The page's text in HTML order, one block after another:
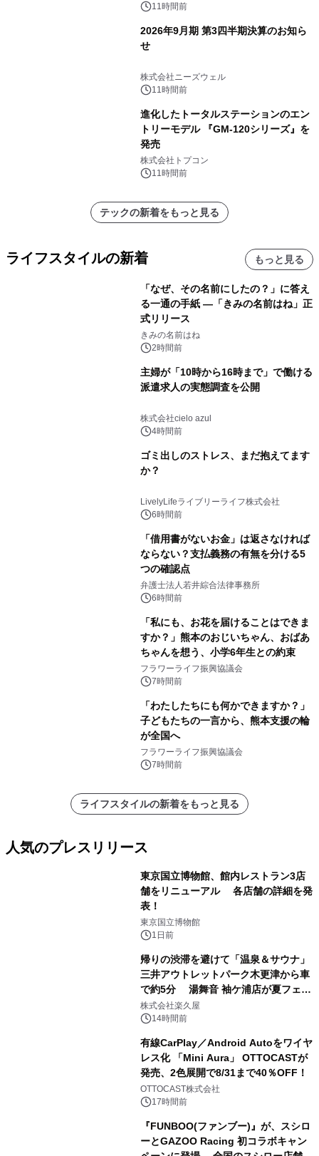
11時間前
2026年9月期 第3四半期決算のお知ら
せ
株式会社ニーズウェル
11時間前
進化したトータルステーションのエン
トリーモデル 『GM-120シリーズ』を
発売
株式会社トプコン
11時間前
テックの新着をもっと見る
ライフスタイルの新着 もっと見る
「なぜ、その名前にしたの？」に答え
る一通の手紙 ―「きみの名前はね」正
式リリース
きみの名前はね
2時間前
主婦が「10時から16時まで」で働ける
派遣求人の実態調査を公開
株式会社cielo azul
4時間前
ゴミ出しのストレス、まだ抱えてます
か？
LivelyLifeライブリーライフ株式会社
6時間前
「借用書がないお金」は返さなければ
ならない？支払義務の有無を分ける5
つの確認点
弁護士法人若井綜合法律事務所
6時間前
「私にも、お花を届けることはできま
すか？」熊本のおじいちゃん、おばあ
ちゃんを想う、小学6年生との約束
フラワーライフ振興協議会
7時間前
「わたしたちにも何かできますか？」
子どもたちの一言から、熊本支援の輪
が全国へ
フラワーライフ振興協議会
7時間前
ライフスタイルの新着をもっと見る
人気のプレスリリース
東京国立博物館、館内レストラン3店
舗をリニューアル 各店舗の詳細を発
表！
東京国立博物館
1日前
帰りの渋滞を避けて「温泉＆サウナ」
三井アウトレットパーク木更津から車
で約5分 湯舞音 袖ケ浦店が夏フェア
メニューを提供
株式会社楽久屋
14時間前
有線CarPlay／Android Autoをワイヤ
レス化 「Mini Aura」 OTTOCASTが
発売、2色展開で8/31まで40％OFF！
OTTOCAST株式会社
17時間前
『FUNBOO(ファンブー)』が、スシロ
ーとGAZOO Racing 初コラボキャン